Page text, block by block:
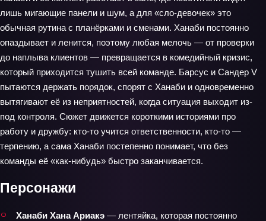
лишь мигающие панели и шум, а для «сло‑девочек» это
обычная рутина с планёрками и сменами. Ханаби постоянно
опаздывает и ленится, поэтому любая мелочь — от проверки
до наплыва клиентов — превращается в комедийный кризис,
который приходится тушить всей команде. Барсус и Сандер V
пытаются держать порядок, спорят с Ханаби и одновременно
вытягивают её из неприятностей, когда ситуация выходит из-
под контроля. Сюжет движется короткими историями про
работу и дружбу: кто-то учится ответственности, кто-то —
терпению, а сама Ханаби постепенно понимает, что без
команды её «как-нибудь» быстро заканчивается.
Персонажи
Ханаби Хана Ариакэ — лентяйка, которая постоянно